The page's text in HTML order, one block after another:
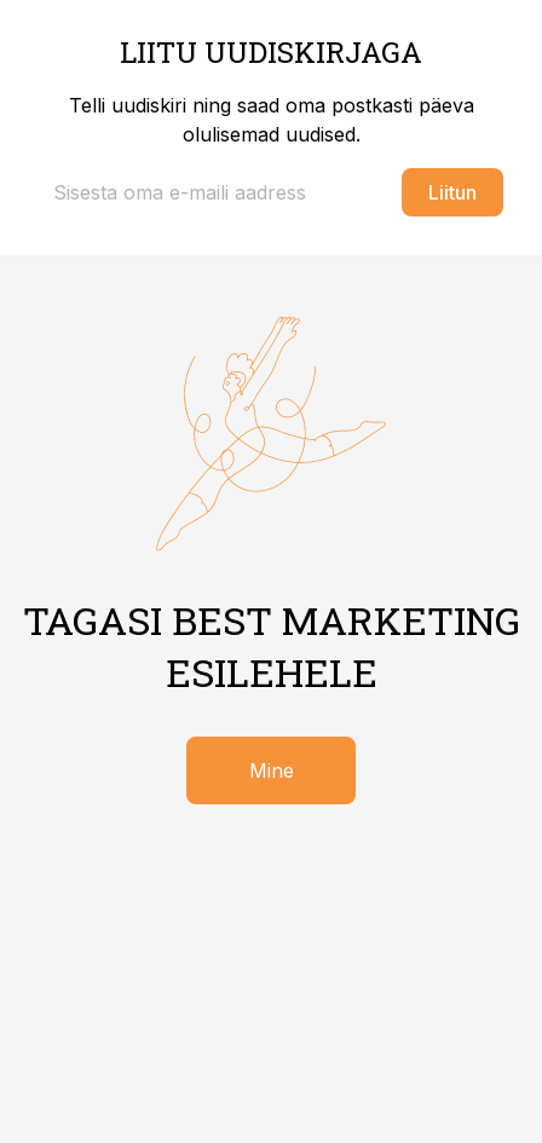
LIITU UUDISKIRJAGA
Telli uudiskiri ning saad oma postkasti päeva
olulisemad uudised.
Liitun
TAGASI BEST MARKETING
ESILEHELE
Mine